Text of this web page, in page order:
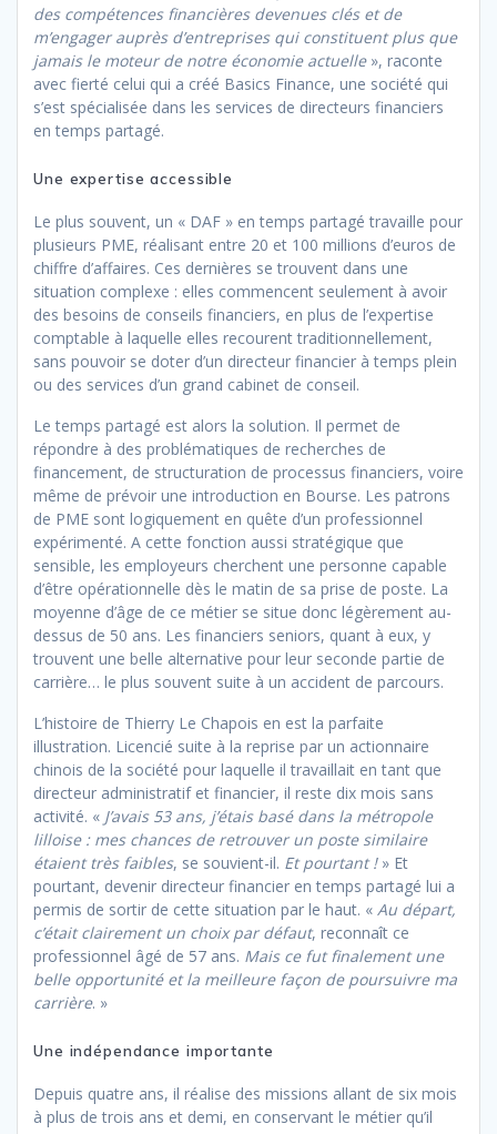
des compétences financières devenues clés et de
m’engager auprès d’entreprises qui constituent plus que
jamais le moteur de notre économie actuelle», raconte
avec fierté celui qui a créé Basics Finance, une société qui
s’est spécialisée dans les services de directeurs financiers
en temps partagé.
Une expertise accessible
Le plus souvent, un « DAF » en temps partagé travaille pour
plusieurs PME, réalisant entre 20 et 100 millions d’euros de
chiffre d’affaires. Ces dernières se trouvent dans une
situation complexe : elles commencent seulement à avoir
des besoins de conseils financiers, en plus de l’expertise
comptable à laquelle elles recourent traditionnellement,
sans pouvoir se doter d’un directeur financier à temps plein
ou des services d’un grand cabinet de conseil.
Le temps partagé est alors la solution. Il permet de
répondre à des problématiques de recherches de
financement, de structuration de processus financiers, voire
même de prévoir une introduction en Bourse. Les patrons
de PME sont logiquement en quête d’un professionnel
expérimenté. A cette fonction aussi stratégique que
sensible, les employeurs cherchent une personne capable
d’être opérationnelle dès le matin de sa prise de poste. La
moyenne d’âge de ce métier se situe donc légèrement au-
dessus de 50 ans. Les financiers seniors, quant à eux, y
trouvent une belle alternative pour leur seconde partie de
carrière… le plus souvent suite à un accident de parcours.
L’histoire de Thierry Le Chapois en est la parfaite
illustration. Licencié suite à la reprise par un actionnaire
chinois de la société pour laquelle il travaillait en tant que
directeur administratif et financier, il reste dix mois sans
activité. « J’avais 53 ans, j’étais basé dans la métropole
lilloise : mes chances de retrouver un poste similaire
étaient très faibles, se souvient-il. Et pourtant !» Et
pourtant, devenir directeur financier en temps partagé lui a
permis de sortir de cette situation par le haut. « Au départ,
c’était clairement un choix par défaut, reconnaît ce
professionnel âgé de 57 ans. Mais ce fut finalement une
belle opportunité et la meilleure façon de poursuivre ma
carrière. »
Une indépendance importante
Depuis quatre ans, il réalise des missions allant de six mois
à plus de trois ans et demi, en conservant le métier qu’il